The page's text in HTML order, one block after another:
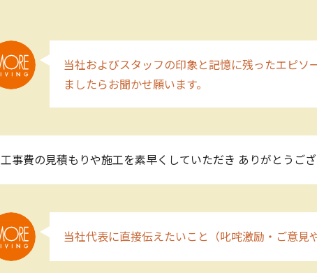
当社およびスタッフの印象と記憶に残ったエピ
ましたらお聞かせ願います。
工事費の見積もりや施工を素早くしていただき ありがとうござ
当社代表に直接伝えたいこと（叱咤激励・ご意見